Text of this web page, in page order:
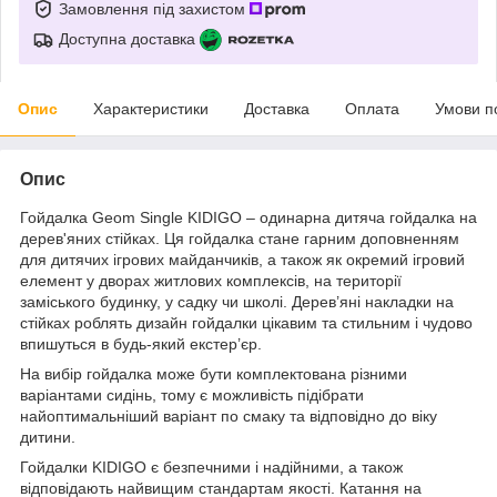
Замовлення під захистом
Доступна доставка
Опис Характеристики Доставка Оплата Умови
Опис
Гойдалка Geom Single KIDIGO – одинарна дитяча гойдалка на
дерев'яних стійках. Ця гойдалка стане гарним доповненням
для дитячих ігрових майданчиків, а також як окремий ігровий
елемент у дворах житлових комплексів, на території
заміського будинку, у садку чи школі. Дерев’яні накладки на
стійках роблять дизайн гойдалки цікавим та стильним і чудово
впишуться в будь-який екстер’єр.
На вибір гойдалка може бути комплектована різними
варіантами сидінь, тому є можливість підібрати
найоптимальніший варіант по смаку та відповідно до віку
дитини.
Гойдалки KIDIGO є безпечними і надійними, а також
відповідають найвищим стандартам якості. Катання на